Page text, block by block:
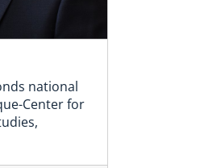
national
Center for